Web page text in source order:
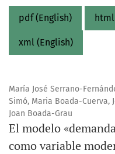
pdf (English)
xml (English)
María José Serrano-
Simó, Maria Boada-Cuerva,
Joan Boada-Grau
El modelo
como variable